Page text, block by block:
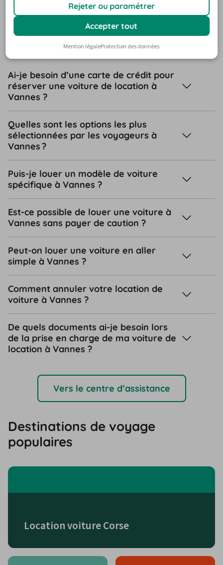
Questions fréquentes sur la
location de voiture à Vannes
Ai-je besoin d’une carte de crédit pour
réserver une voiture de location à
Vannes ?
Quelles sont les options les plus
sélectionnées par les voyageurs à
Vannes ?
Puis-je louer un modèle de voiture
spécifique à Vannes ?
Est-ce possible de louer une voiture à
Vannes sans payer de caution ?
Peut-on louer une voiture en aller
simple à Vannes ?
Comment annuler votre location de
voiture à Vannes ?
De quels documents ai-je besoin lors
de la prise en charge de ma voiture de
location à Vannes ?
Vers le centre d’assistance
Destinations de voyage
populaires
Location voiture Corse
Rejeter ou paramétrer
Accepter tout
Mention légaleProtection des données